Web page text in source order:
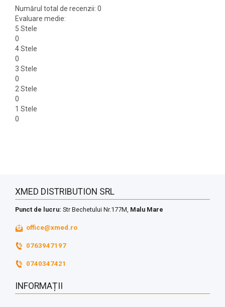
Numărul total de recenzii: 0
Evaluare medie:
5 Stele
0
4 Stele
0
3 Stele
0
2 Stele
0
1 Stele
0
XMED DISTRIBUTION SRL
Punct de lucru: Str Bechetului Nr.177M, Malu Mare
office@xmed.ro
0763947197
0740347421
INFORMAȚII